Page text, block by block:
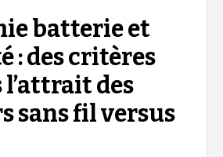
batterie et
: des critères
l’attrait des
sans fil versus